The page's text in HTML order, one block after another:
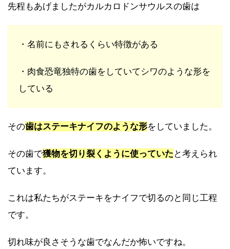
先程もあげましたがカルカロドンサウルスの歯は
・名前にもされるくらい特徴がある
・肉食恐竜独特の歯をしていてシワのような形を
している
その歯はステーキナイフのような形をしていました。
その歯で獲物を切り裂くように使っていた と考えられ
ています。
これは私たちがステーキをナイフで切るのと同じ工程
です。
切れ味が良さそうな歯でなんだか怖いですね。